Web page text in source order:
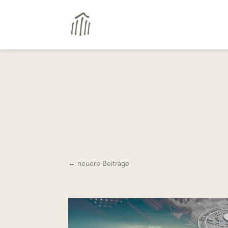
← neuere Beiträge